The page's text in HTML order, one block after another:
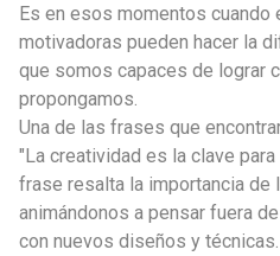
Es en esos momentos
motivadoras pueden hacer la
que somos capaces de lograr
propongamos.
Una de las frases que
"La creatividad es la clave
frase resalta la importancia de
animándonos a pensar fuera
con nuevos diseños y